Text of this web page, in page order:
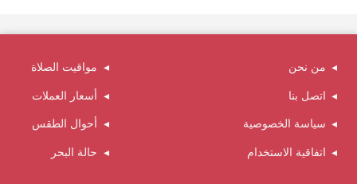
من نحن
اتصل بنا
سياسة الخصوصية
اتفاقية الاستخدام
مواقيت الصلاة
أسعار العملات
أحوال الطقس
حالة البحر